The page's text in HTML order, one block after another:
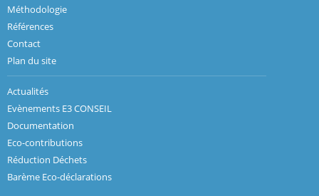
Méthodologie
Références
Contact
Plan du site
Actualités
Evènements E3 CONSEIL
Documentation
Eco-contributions
Réduction Déchets
Barème Eco-déclarations